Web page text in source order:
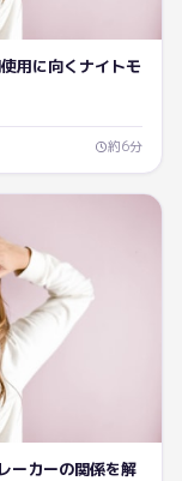
用に向くナイトモ
約6分
ーカーの関係を解